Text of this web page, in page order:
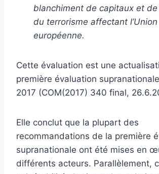
blanchiment de capitaux et
du terrorisme affectant l’Union
européenne.
Cette évaluation est une
première évaluation
2017 (COM(2017) 340 final,
Elle conclut que la plupart des
recommandations de la première
supranationale ont été mises en
différents acteurs. Parallèlement,